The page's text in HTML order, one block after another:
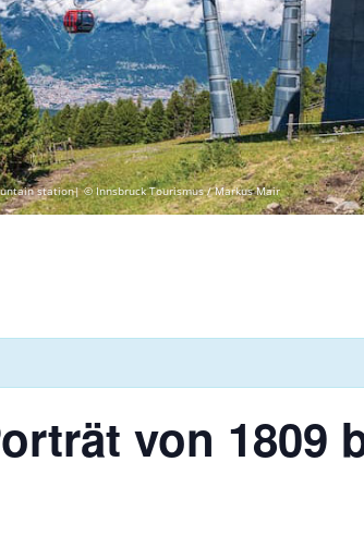
station| © Innsbruck Tourismus / Markus Mair
von 1809